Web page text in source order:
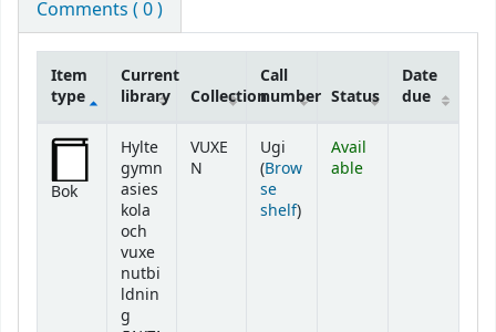
Comments ( 0 )
Holdings
Item
type
Current
library
Collection
Call
number Status
Date
due
Bok
Hylte
gymn
asies
kola
och
vuxe
nutbi
ldnin
g
VUXE
N
Ugi
(Brow
se
shelf(Opens below)
)
Avail
able